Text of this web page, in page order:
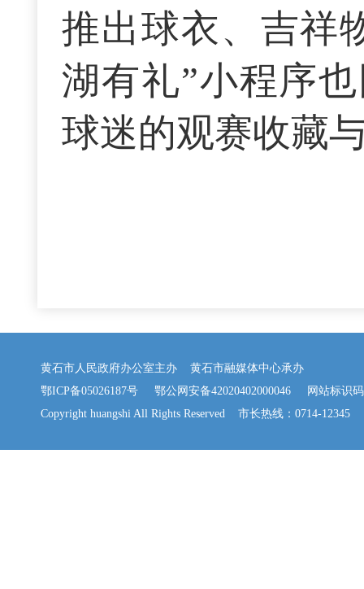
推出球衣、吉祥
湖有礼”小程序
球迷的观赛收藏
黄石市人民政府办公室主办 黄石市融媒体中心承办
鄂ICP备05026187号
鄂公网安备42020402000046 网站标识码
Copyright huangshi All Rights Reserved 市长热线：0714-12345